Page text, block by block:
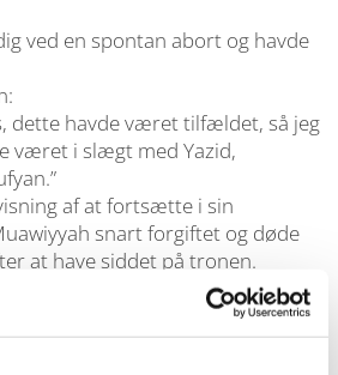
ved en spontan abort og havde
dette havde været tilfældet, så jeg
været i slægt med Yazid,
af at fortsætte i sin
snart forgiftet og døde
at have siddet på tronen.
flyttede Umayyads fyrsteslægts
til Marwan. Han reagerede